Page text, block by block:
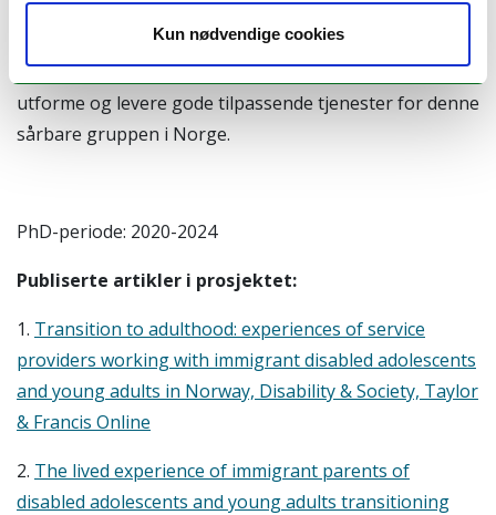
Kun nødvendige cookies
innvandrere med funksjonsnedsettelse.
Denne kunnskapen skal danne utgangspunkt for å
utforme og levere gode tilpassende tjenester for denne
sårbare gruppen i Norge.
PhD-periode: 2020-2024
Publiserte artikler i prosjektet:
1. Transition to adulthood: experiences of service
providers working with immigrant disabled adolescents
and young adults in Norway, Disability & Society, Taylor
& Francis Online
2. The lived experience of immigrant parents of
disabled adolescents and young adults transitioning